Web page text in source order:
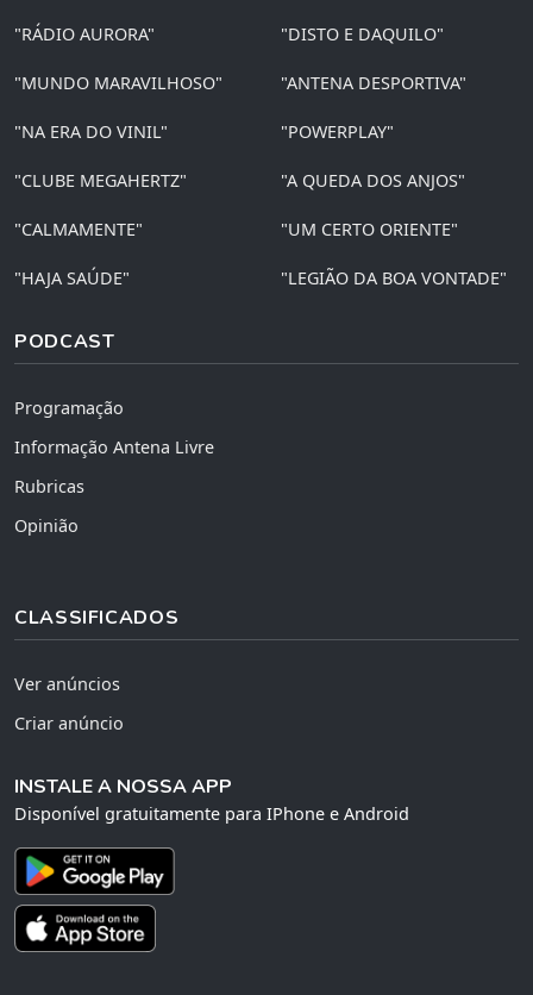
"RÁDIO AURORA" "DISTO E DAQUILO"
"MUNDO MARAVILHOSO" "ANTENA DESPORTIVA"
"NA ERA DO VINIL" "POWERPLAY"
"CLUBE MEGAHERTZ" "A QUEDA DOS ANJOS"
"CALMAMENTE" "UM CERTO ORIENTE"
"HAJA SAÚDE" "LEGIÃO DA BOA VONTADE"
PODCAST
Programação
Informação Antena Livre
Rubricas
Opinião
CLASSIFICADOS
Ver anúncios
Criar anúncio
INSTALE A NOSSA APP
Disponível gratuitamente para IPhone e Android